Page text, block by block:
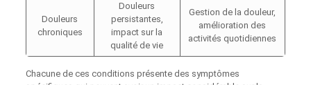
Douleurs
chroniques
Douleurs
persistantes,
impact sur la
qualité de vie
Gestion de la douleur,
amélioration des
activités quotidiennes
Chacune de ces conditions présente des symptômes